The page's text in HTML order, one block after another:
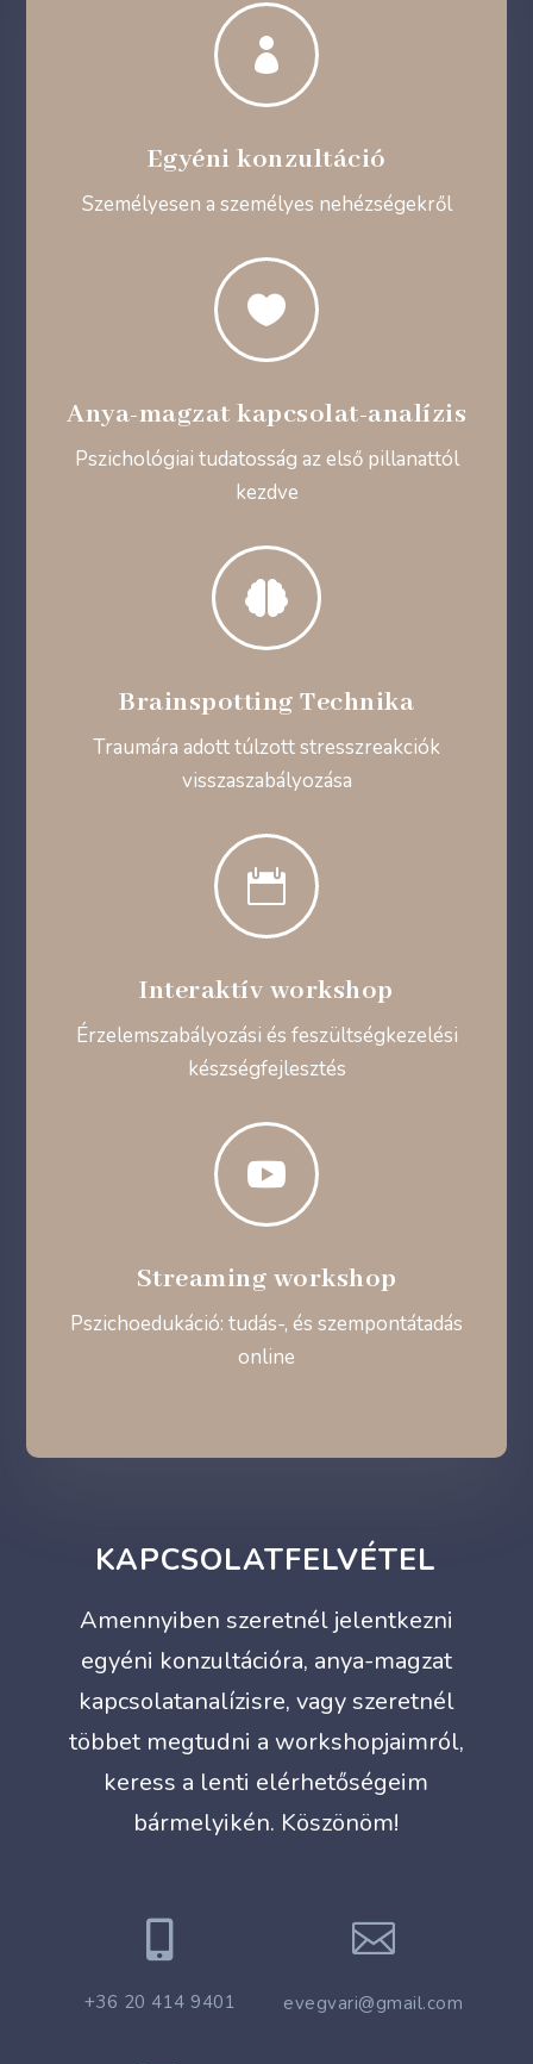

Egyéni konzultáció
Személyesen a személyes nehézségekről

Anya-magzat kapcsolat-analízis
Pszichológiai tudatosság az első pillanattól
kezdve

Brainspotting Technika
Traumára adott túlzott stresszreakciók
visszaszabályozása

Interaktív workshop
Érzelemszabályozási és feszültségkezelési
készségfejlesztés

Streaming workshop
Pszichoedukáció: tudás-, és szempontátadás
online
KAPCSOLATFELVÉTEL
Amennyiben szeretnél jelentkezni
egyéni konzultációra, anya-magzat
kapcsolatanalízisre, vagy szeretnél
többet megtudni a workshopjaimról,
keress a lenti elérhetőségeim
bármelyikén. Köszönöm!

+36 20 414 9401

evegvari@gmail.com